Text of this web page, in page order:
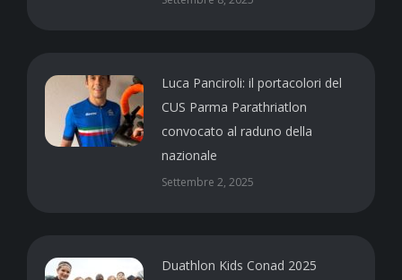
Luca Panciroli: il portacolori del
CUS Parma Parathriatlon
convocato al raduno della
nazionale
Settembre 2, 2025
Duathlon Kids Conad 2025